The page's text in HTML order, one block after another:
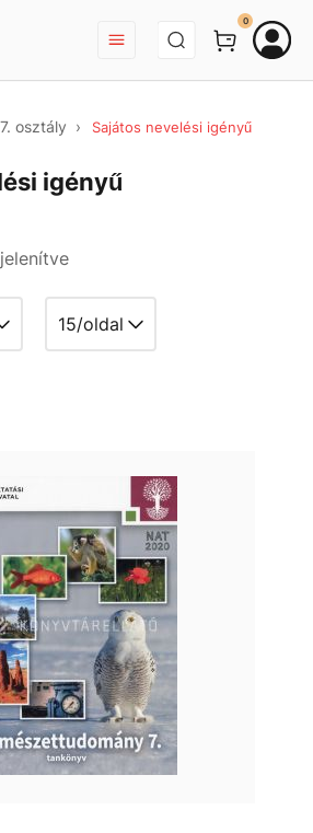
BEJELENTKEZÉS
0
7. osztály Sajátos nevelési igényű
igényű